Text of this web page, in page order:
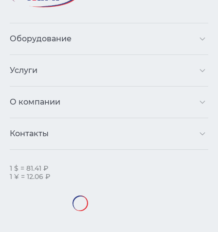
Оборудование
Услуги
О компании
Контакты
1 $ = 81.41 ₽
1 ¥ = 12.06 ₽